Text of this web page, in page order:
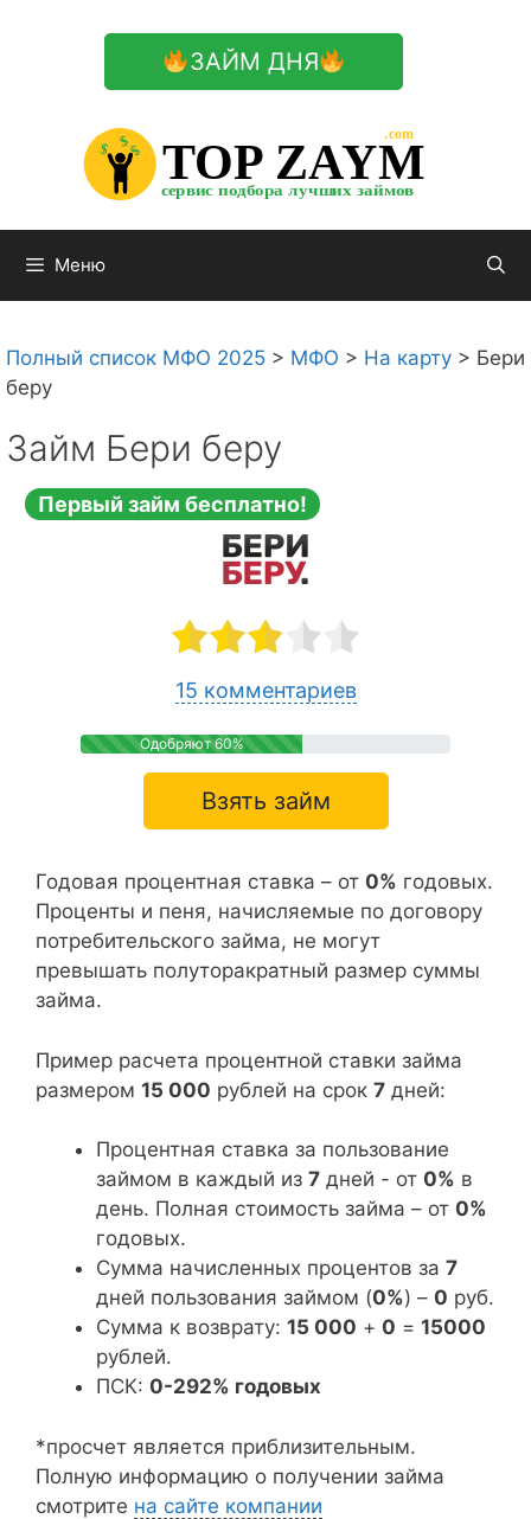
ЗАЙМ ДНЯ
TOP ZAYM
сервис подбора лучших займов
.com
$
$
$
Меню
Полный список МФО 2025 > МФО > На карту > Бери
беру
Займ Бери беру
Первый займ бесплатно!
15 комментариев
Одобряют 60%
Взять займ
Годовая процентная ставка – от 0% годовых.
Проценты и пеня, начисляемые по договору
потребительского займа, не могут
превышать полуторакратный размер суммы
займа.
Пример расчета процентной ставки займа
размером 15 000 рублей на срок 7 дней:
Процентная ставка за пользование
займом в каждый из 7 дней - от 0% в
день. Полная стоимость займа – от 0%
годовых.
Сумма начисленных процентов за 7
дней пользования займом (0%) – 0 руб.
Сумма к возврату: 15 000 + 0 = 15000
рублей.
ПСК: 0-292% годовых
*просчет является приблизительным.
Полную информацию о получении займа
смотрите на сайте компании